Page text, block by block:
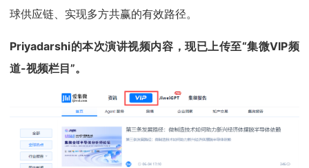
球供应链、实现多方共赢的有效路径。
Priyadarshi的本次演讲视频内容，现已上传至“集微VIP频
道-视频栏目”。